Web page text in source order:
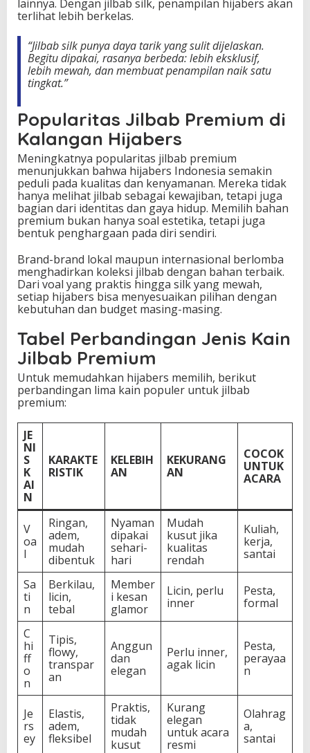
lainnya. Dengan jilbab silk, penampilan hijabers akan
terlihat lebih berkelas.
“Jilbab silk punya daya tarik yang sulit dijelaskan.
Begitu dipakai, rasanya berbeda: lebih eksklusif,
lebih mewah, dan membuat penampilan naik satu
tingkat.”
Popularitas Jilbab Premium di
Kalangan Hijabers
Meningkatnya popularitas jilbab premium
menunjukkan bahwa hijabers Indonesia semakin
peduli pada kualitas dan kenyamanan. Mereka tidak
hanya melihat jilbab sebagai kewajiban, tetapi juga
bagian dari identitas dan gaya hidup. Memilih bahan
premium bukan hanya soal estetika, tetapi juga
bentuk penghargaan pada diri sendiri.
Brand-brand lokal maupun internasional berlomba
menghadirkan koleksi jilbab dengan bahan terbaik.
Dari voal yang praktis hingga silk yang mewah,
setiap hijabers bisa menyesuaikan pilihan dengan
kebutuhan dan budget masing-masing.
Tabel Perbandingan Jenis Kain
Jilbab Premium
Untuk memudahkan hijabers memilih, berikut
perbandingan lima kain populer untuk jilbab
premium:
JE
NI
S
K
AI
N
KARAKTE
RISTIK
KELEBIH
AN
KEKURANG
AN
COCOK
UNTUK
ACARA
V
oa
l
Ringan,
adem,
mudah
dibentuk
Nyaman
dipakai
sehari-
hari
Mudah
kusut jika
kualitas
rendah
Kuliah,
kerja,
santai
Sa
ti
n
Berkilau,
licin,
tebal
Member
i kesan
glamor
Licin, perlu
inner
Pesta,
formal
C
hi
ff
o
n
Tipis,
flowy,
transpar
an
Anggun
dan
elegan
Perlu inner,
agak licin
Pesta,
perayaa
n
Je
rs
ey
Elastis,
adem,
fleksibel
Praktis,
tidak
mudah
kusut
Kurang
elegan
untuk acara
resmi
Olahrag
a,
santai